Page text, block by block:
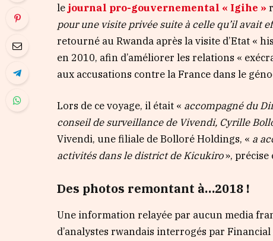
le journal pro-gouvernemental « Igihe »
pour une visite privée suite à celle qu’il avait
retourné au Rwanda après la visite d’Etat «
en 2010, afin d’améliorer les relations «
aux accusations contre la France dans le
Lors de ce voyage, il était « accompagné du
conseil de surveillance de Vivendi, Cyrille
Vivendi, une filiale de Bolloré Holdings, « a
activitésdans le district deKicukiro», précise
Des photos remontant à…2018 !
Une information relayée par aucun media
d’analystes rwandais interrogés par